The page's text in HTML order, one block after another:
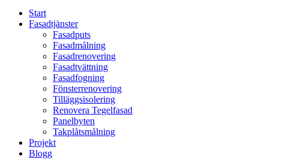
Start
Fasadtjänster
Fasadputs
Fasadmålning
Fasadrenovering
Fasadtvättning
Fasadfogning
Fönsterrenovering
Tilläggsisolering
Renovera Tegelfasad
Panelbyten
Takplåtsmålning
Projekt
Blogg